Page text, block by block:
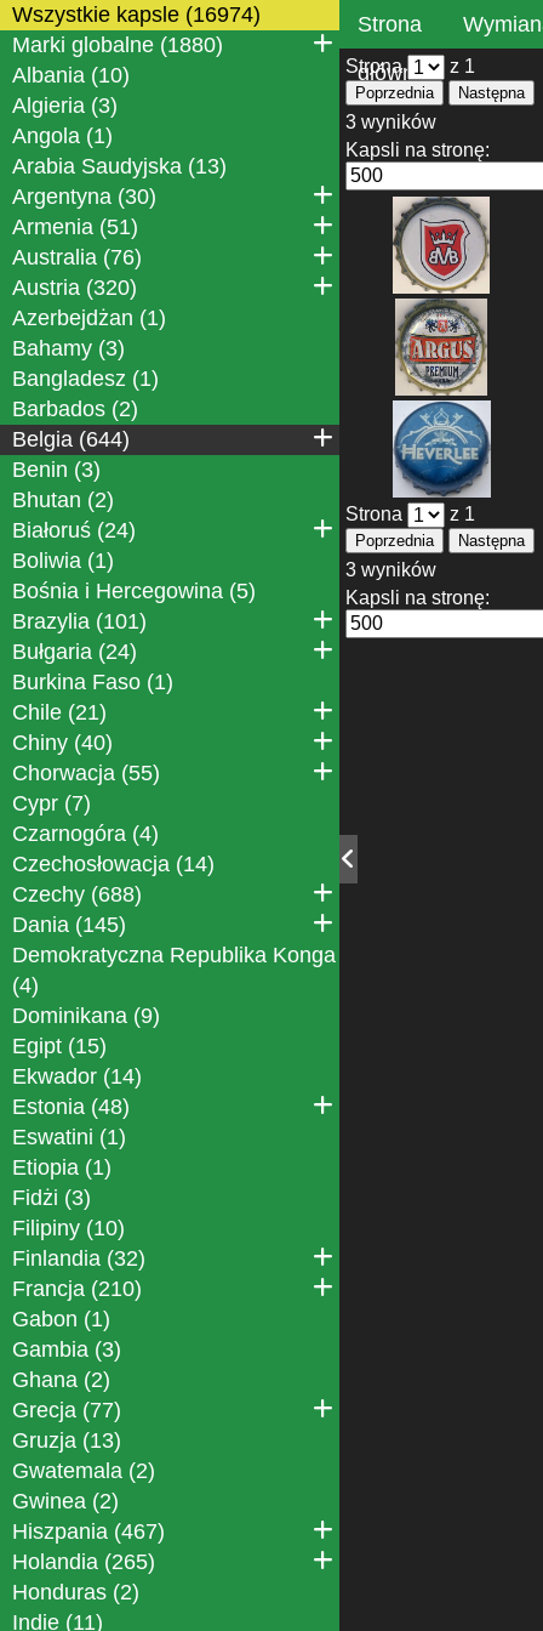
Wszystkie kapsle (16974)
Marki globalne (1880)
Albania (10)
Algieria (3)
Angola (1)
Arabia Saudyjska (13)
Argentyna (30)
Armenia (51)
Australia (76)
Austria (320)
Azerbejdżan (1)
Bahamy (3)
Bangladesz (1)
Barbados (2)
Belgia (644)
Benin (3)
Bhutan (2)
Białoruś (24)
Boliwia (1)
Bośnia i Hercegowina (5)
Brazylia (101)
Bułgaria (24)
Burkina Faso (1)
Chile (21)
Chiny (40)
Chorwacja (55)
Cypr (7)
Czarnogóra (4)
Czechosłowacja (14)
Czechy (688)
Dania (145)
Demokratyczna Republika Konga
(4)
Dominikana (9)
Egipt (15)
Ekwador (14)
Estonia (48)
Eswatini (1)
Etiopia (1)
Fidżi (3)
Filipiny (10)
Finlandia (32)
Francja (210)
Gabon (1)
Gambia (3)
Ghana (2)
Grecja (77)
Gruzja (13)
Gwatemala (2)
Gwinea (2)
Hiszpania (467)
Holandia (265)
Honduras (2)
Indie (11)
Strona
główna
Strona z 1
Poprzednia Następna
3 wyników
Kapsli na stronę:
Strona z 1
Poprzednia Następna
3 wyników
Kapsli na stronę: